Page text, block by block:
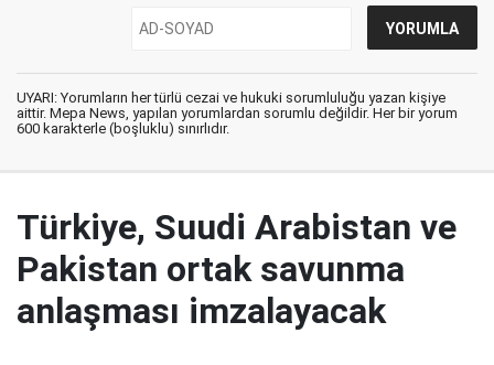
UYARI: Yorumların her türlü cezai ve hukuki sorumluluğu yazan kişiye
aittir. Mepa News, yapılan yorumlardan sorumlu değildir. Her bir yorum
600 karakterle (boşluklu) sınırlıdır.
Türkiye, Suudi Arabistan ve
Pakistan ortak savunma
anlaşması imzalayacak